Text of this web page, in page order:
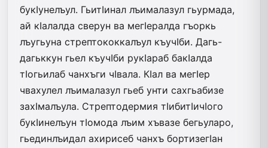
букIунелъул. ГьитIинал лъималазул гьурмада,
ай кIалалда сверун ва мегIералда гъоркь
лъугьуна стрептококкалъул къучIби. Дагь-
дагьккун гьел къучIби рукIараб бакIалда
тIогьилаб чанхъги чIвала. КIал ва мегIер
чвахулел лъималазул гьеб унти сахгьабизе
захIмалъула. Стрептодермия тIибитIичIого
букIинелъун тIомода лъим хъвазе бегьуларо,
гьединлъидал ахирисеб чанхъ бортизегIан